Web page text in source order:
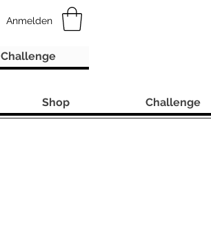
Anmelden
Challenge
Shop Challenge